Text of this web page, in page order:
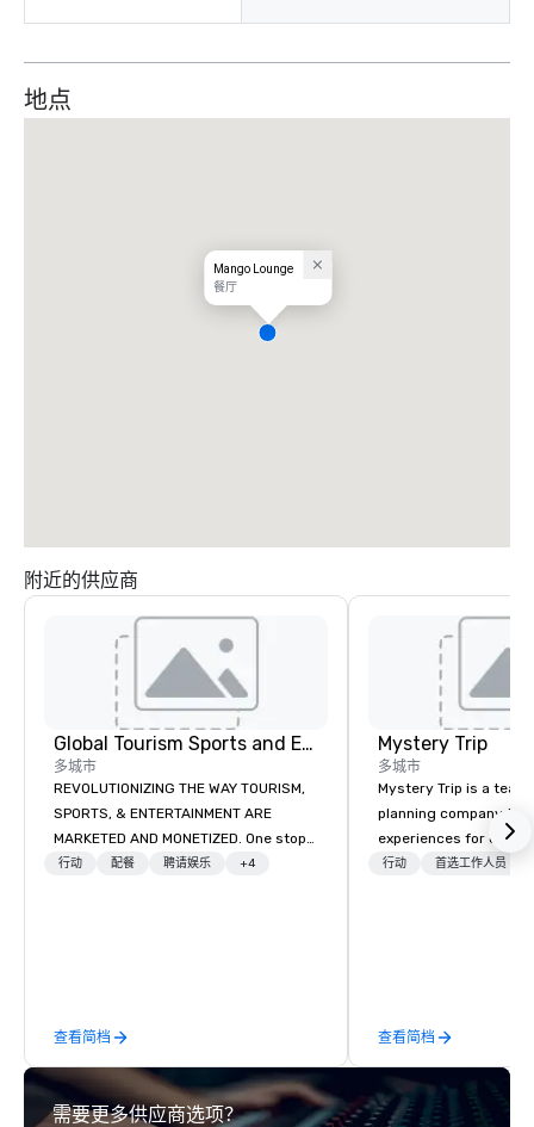
地点
Mango Lounge
餐厅
附近的供应商
Global Tourism Sports and Entertainment
多城市
REVOLUTIONIZING THE WAY TOURISM,
SPORTS, & ENTERTAINMENT ARE
MARKETED AND MONETIZED. One stop
shop for all of your sports tickets in
行动 配餐 聘请娱乐 +4
查看简档
Mystery Trip
多城市
Mystery Trip is a
planning company
experiences for our
"mystery" is that
with this philosophy
to create a space for
connection as guests
visceral experience. Over the last 15
行动 首选工作人员
查看简档
需要更多供应商选项？